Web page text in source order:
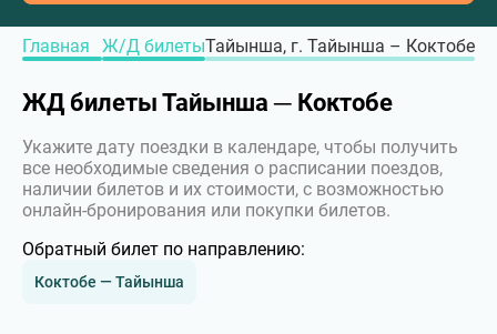
Главная Ж/Д билетыТайынша, г. Тайынша – Коктобе
ЖД билеты Тайынша ─ Коктобе
Укажите дату поездки в календаре, чтобы получить
все необходимые сведения о расписании поездов,
наличии билетов и их стоимости, с возможностью
онлайн-бронирования или покупки билетов.
Обратный билет по направлению:
Коктобе — Тайынша